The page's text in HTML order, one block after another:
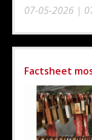
07-05-2026 |
Factsheet